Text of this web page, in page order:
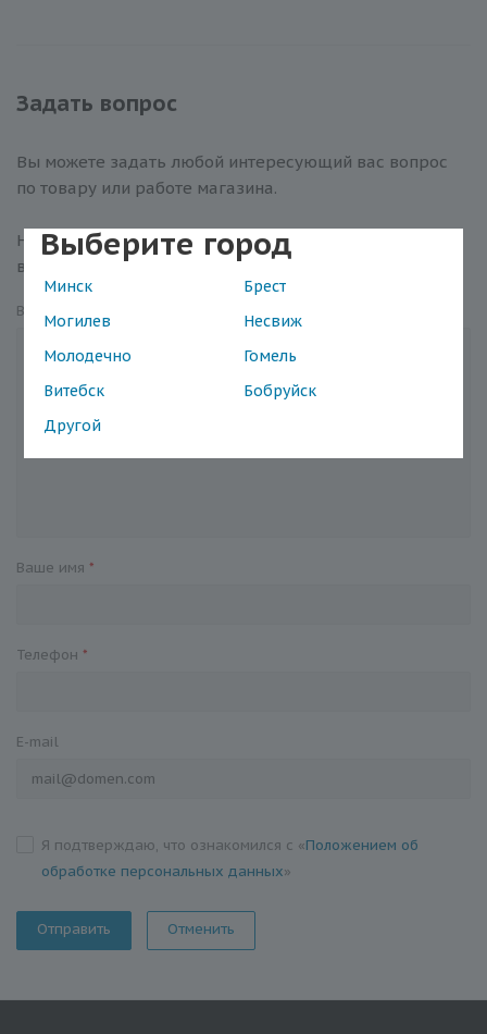
Выберите город
Минск
Брест
Могилев
Несвиж
Молодечно
Гомель
Витебск
Бобруйск
Другой
Задать вопрос
Вы можете задать любой интересующий вас вопрос
по товару или работе магазина.
Наши квалифицированные специалисты обязательно
вам помогут.
Вопрос
Ваше имя *
Телефон *
E-mail
Я подтверждаю, что ознакомился с «Положением об
обработке персональных данных»
Отменить